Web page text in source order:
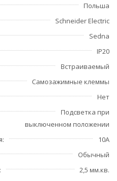
Польша
Schneider Electric
Sedna
IP20
Встраиваемый
Самозажимные клеммы
Нет
Подсветка при
выключенном положении
10А
Обычный
2,5 мм.кв.